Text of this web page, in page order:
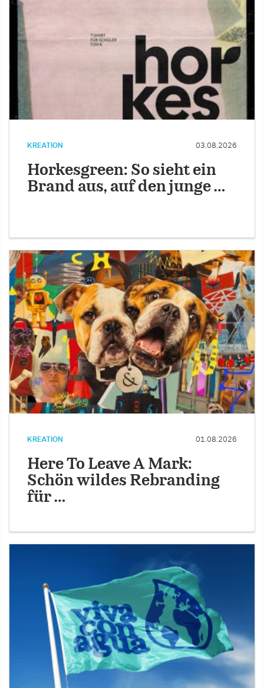
KREATION 03.08.2026
Horkesgreen: So sieht ein
Brand aus, auf den junge …
KREATION 01.08.2026
Here To Leave A Mark:
Schön wildes Rebranding
für …